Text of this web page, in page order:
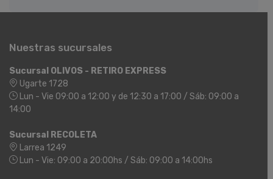
Nuestras sucursales
Sucursal OLIVOS - RETIRO EXPRESS
Ugarte 1728
Lun - Vie 09:00 a 12:00 y de 12:30 a 17:00 / Sáb: 09:00 a
14:00
Sucursal RECOLETA
Larrea 1249
Lun - Vie: 09:00 a 20:00hs / Sáb: 09:00 a 14:00hs